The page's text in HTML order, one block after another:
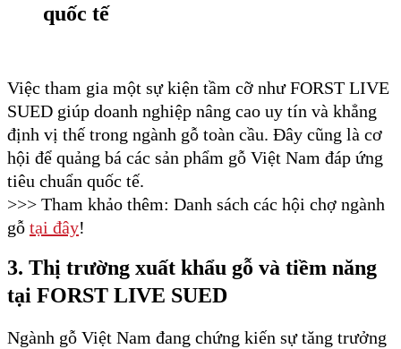
quốc tế
Việc tham gia một sự kiện tầm cỡ như FORST LIVE
SUED giúp doanh nghiệp nâng cao uy tín và khẳng
định vị thế trong ngành gỗ toàn cầu. Đây cũng là cơ
hội để quảng bá các sản phẩm gỗ Việt Nam đáp ứng
tiêu chuẩn quốc tế.
>>> Tham khảo thêm: Danh sách các hội chợ ngành
gỗ tại đây!
3. Thị trường xuất khẩu gỗ và tiềm năng
tại FORST LIVE SUED
Ngành gỗ Việt Nam đang chứng kiến sự tăng trưởng